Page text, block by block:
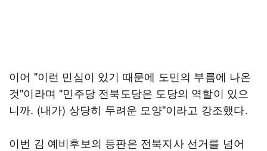
이어 "이런 민심이 있기 때문에 도민의 부름에 나온
것"이라며 "민주당 전북도당은 도당의 역할이 있으
니까. (내가) 상당히 두려운 모양"이라고 강조했다.
이번 김 예비후보의 등판은 전북지사 선거를 넘어